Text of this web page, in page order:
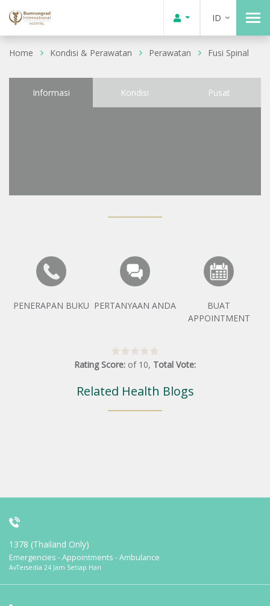
ID
Home Kondisi & Perawatan Perawatan Fusi Spinal
Informasi Kondisi Pusat
PENERAPAN BUKU PERTANYAAN ANDA
BUAT
APPOINTMENT
Rating Score: of 10, Total Vote:
Related Health Blogs
1378 (Thailand Only)
Emergencies - Appointments - Ambulance
AvTersedia 24 Jam Setiap Hari